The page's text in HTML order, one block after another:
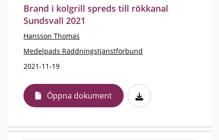
Brand i kolgrill spreds till rökkanal
Sundsvall 2021
Hansson Thomas
Medelpads Räddningstjänstförbund
2021-11-19
Öppna dokument